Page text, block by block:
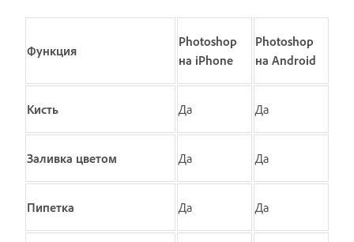
Функция
Photoshop
на iPhone
Photoshop
на Android
Кисть Да Да
Заливка цветом Да Да
Пипетка Да Да